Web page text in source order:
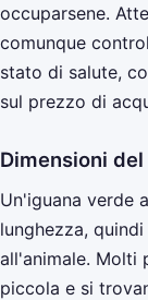
occuparsene.
comunque
stato di salute,
sul prezzo di
Dimensioni
Un'iguana verde
lunghezza,
all'animale. Molti
piccola e si